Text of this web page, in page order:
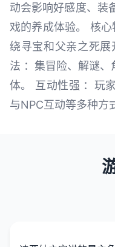
动会影响好感度、装
戏的养成体验。 核
绕寻宝和父亲之死
法 ：集冒险、解谜、
体。 互动性强 ：玩
与NPC互动等多种方